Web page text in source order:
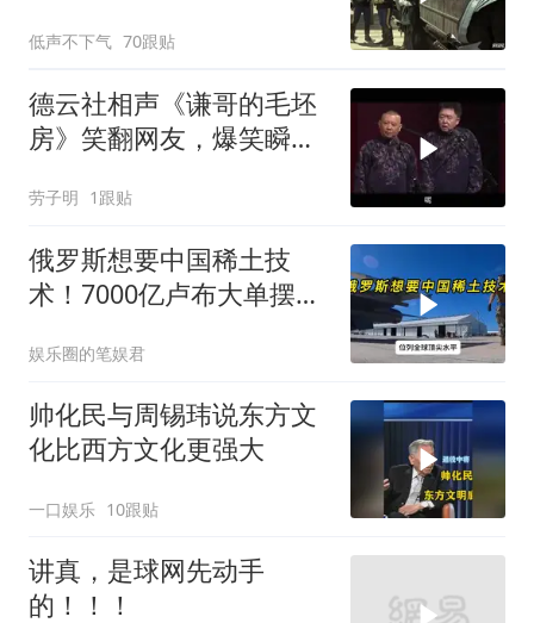
低声不下气 70跟贴
德云社相声《谦哥的毛坯
房》笑翻网友，爆笑瞬间
劳子明 1跟贴
俄罗斯想要中国稀土技
术！7000亿卢布大单摆在
娱乐圈的笔娱君
帅化民与周锡玮说东方文
化比西方文化更强大
一口娱乐 10跟贴
讲真，是球网先动手
的！！！